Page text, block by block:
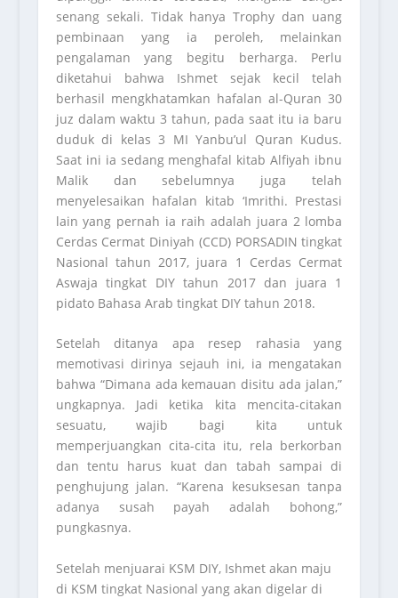
senang sekali. Tidak hanya Trophy dan uang
pembinaan yang ia peroleh, melainkan
pengalaman yang begitu berharga. Perlu
diketahui bahwa Ishmet sejak kecil telah
berhasil mengkhatamkan hafalan al-Quran 30
juz dalam waktu 3 tahun, pada saat itu ia baru
duduk di kelas 3 MI Yanbu’ul Quran Kudus.
Saat ini ia sedang menghafal kitab Alfiyah ibnu
Malik dan sebelumnya juga telah
menyelesaikan hafalan kitab ‘Imrithi. Prestasi
lain yang pernah ia raih adalah juara 2 lomba
Cerdas Cermat Diniyah (CCD) PORSADIN tingkat
Nasional tahun 2017, juara 1 Cerdas Cermat
Aswaja tingkat DIY tahun 2017 dan juara 1
pidato Bahasa Arab tingkat DIY tahun 2018.
Setelah ditanya apa resep rahasia yang
memotivasi dirinya sejauh ini, ia mengatakan
bahwa “Dimana ada kemauan disitu ada jalan,”
ungkapnya. Jadi ketika kita mencita-citakan
sesuatu, wajib bagi kita untuk
memperjuangkan cita-cita itu, rela berkorban
dan tentu harus kuat dan tabah sampai di
penghujung jalan. “Karena kesuksesan tanpa
adanya susah payah adalah bohong,”
pungkasnya.
Setelah menjuarai KSM DIY, Ishmet akan maju
di KSM tingkat Nasional yang akan digelar di